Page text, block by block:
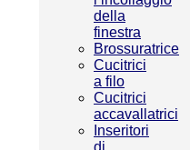
della
finestra
Brossuratrice
Cucitrici
a filo
Cucitrici
accavallatrici
Inseritori
di